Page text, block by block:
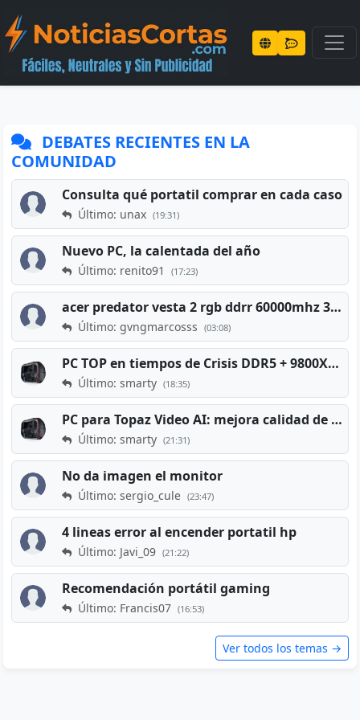
DEBATES RECIENTES EN LA
COMUNIDAD
Consulta qué portatil comprar en cada caso
Último: unax (19:31)
Nuevo PC, la calentada del año
Último: renito91 (17:23)
acer predator vesta 2 rgb ddrr 60000mhz 32gb x2 16gb
Último: gvngmarcosss (03:08)
PC TOP en tiempos de Crisis DDR5 + 9800X3D + RTX 5080 [2026][2400€]
Último: smarty (18:35)
PC para Topaz Video AI: mejora calidad de vídeos viejos
Último: smarty (21:31)
No da imagen el monitor
Último: sergio_cule (23:47)
4 lineas error al encender portatil hp
Último: Javi_09 (21:22)
Recomendación portátil gaming
Último: Francis07 (16:53)
Ver todos los temas →